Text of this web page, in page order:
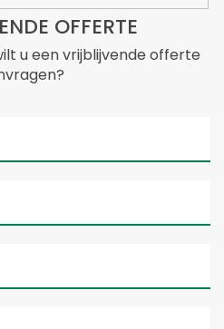
OFFERTE
u een vrijblijvende offerte